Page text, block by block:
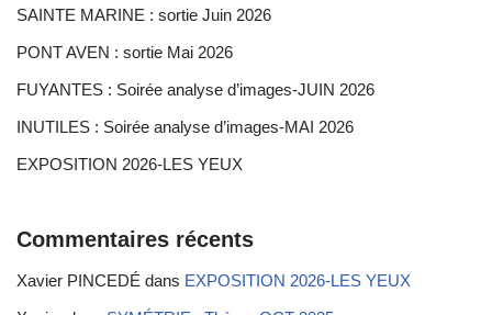
SAINTE MARINE : sortie Juin 2026
PONT AVEN : sortie Mai 2026
FUYANTES : Soirée analyse d’images-JUIN 2026
INUTILES : Soirée analyse d’images-MAI 2026
EXPOSITION 2026-LES YEUX
Commentaires récents
Xavier PINCEDÉ dans EXPOSITION 2026-LES YEUX